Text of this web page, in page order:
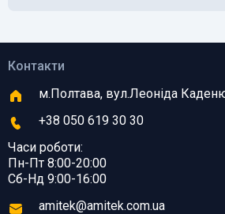
Контакти
м.Полтава, вул.Леоніда
+38 050 619 30 30
Часи роботи:
Пн-Пт 8:00-20:00
Сб-Нд 9:00-16:00
amitek@amitek.com.ua